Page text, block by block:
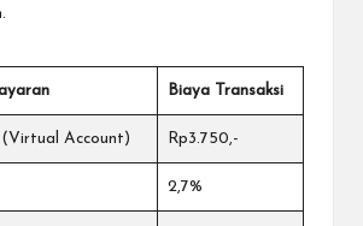
Biaya Transaksi
(Virtual Account) Rp3.750,-
2,7%